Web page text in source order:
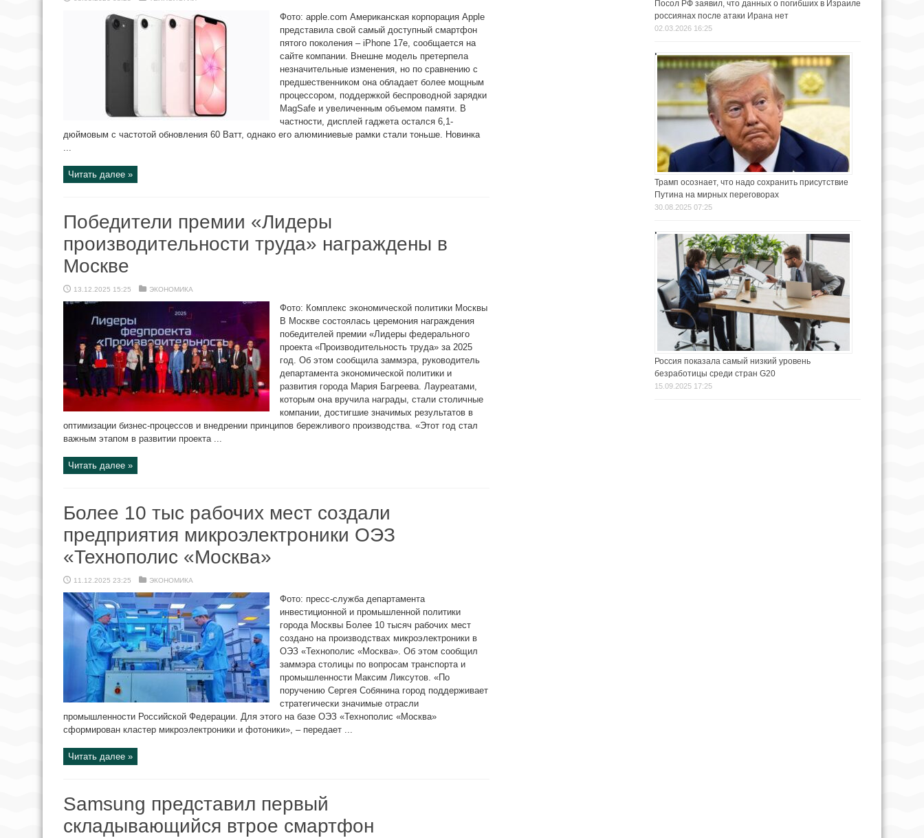
Фото: apple.com Американская корпорация Apple
представила свой самый доступный смартфон
пятого поколения – iPhone 17e, сообщается на
сайте компании. Внешне модель претерпела
незначительные изменения, но по сравнению с
предшественником она обладает более мощным
процессором, поддержкой беспроводной зарядки
MagSafe и увеличенным объемом памяти. В
частности, дисплей гаджета остался 6,1-
дюймовым с частотой обновления 60 Ватт, однако его алюминиевые рамки стали тоньше. Новинка
...
Читать далее »
Победители премии «Лидеры
производительности труда» награждены в
Москве
13.12.2025 15:25 ЭКОНОМИКА
Фото: Комплекс экономической политики Москвы
В Москве состоялась церемония награждения
победителей премии «Лидеры федерального
проекта «Производительность труда» за 2025
год. Об этом сообщила заммэра, руководитель
департамента экономической политики и
развития города Мария Багреева. Лауреатами,
которым она вручила награды, стали столичные
компании, достигшие значимых результатов в
оптимизации бизнес-процессов и внедрении принципов бережливого производства. «Этот год стал
важным этапом в развитии проекта ...
Читать далее »
Более 10 тыс рабочих мест создали
предприятия микроэлектроники ОЭЗ
«Технополис «Москва»
11.12.2025 23:25 ЭКОНОМИКА
Фото: пресс-служба департамента
инвестиционной и промышленной политики
города Москвы Более 10 тысяч рабочих мест
создано на производствах микроэлектроники в
ОЭЗ «Технополис «Москва». Об этом сообщил
заммэра столицы по вопросам транспорта и
промышленности Максим Ликсутов. «По
поручению Сергея Собянина город поддерживает
стратегически значимые отрасли
промышленности Российской Федерации. Для этого на базе ОЭЗ «Технополис «Москва»
сформирован кластер микроэлектроники и фотоники», – передает ...
Читать далее »
Samsung представил первый
складывающийся втрое смартфон
Посол РФ заявил, что данных о погибших в Израиле
россиянах после атаки Ирана нет
02.03.2026 16:25
Трамп осознает, что надо сохранить присутствие
Путина на мирных переговорах
30.08.2025 07:25
Россия показала самый низкий уровень
безработицы среди стран G20
15.09.2025 17:25